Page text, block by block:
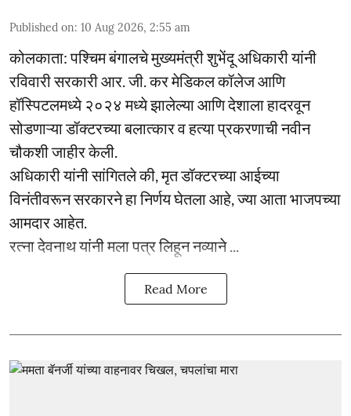
Published on: 10 Aug 2026, 2:55 am
कोलकाता: पश्चिम बंगालचे मुख्यमंत्री शुभेंदू अधिकारी यांनी
रविवारी सरकारी आर. जी. कर मेडिकल कॉलेज आणि
हॉस्पिटलमध्ये २०२४ मध्ये झालेल्या आणि देशाला हादरवून
सोडणाऱ्या डॉक्टरच्या बलात्कार व हत्या प्रकरणाची नवीन
चौकशी जाहीर केली.
अधिकारी यांनी सांगितले की, मृत डॉक्टरच्या आईच्या
विनंतीवरून सरकारने हा निर्णय घेतला आहे, ज्या आता भाजपच्या
आमदार आहेत.
रत्ना देवनाथ यांनी मला पत्र लिहून नव्याने ...
Read More